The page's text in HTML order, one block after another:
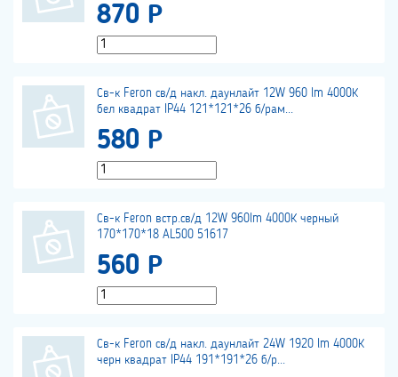
870 Р
Св-к Feron св/д накл. даунлайт 12W 960 lm 4000К
бел квадрат IP44 121*121*26 б/рам...
580 Р
Св-к Feron встр.св/д 12W 960lm 4000К черный
170*170*18 AL500 51617
560 Р
Св-к Feron св/д накл. даунлайт 24W 1920 lm 4000К
черн квадрат IP44 191*191*26 б/р...